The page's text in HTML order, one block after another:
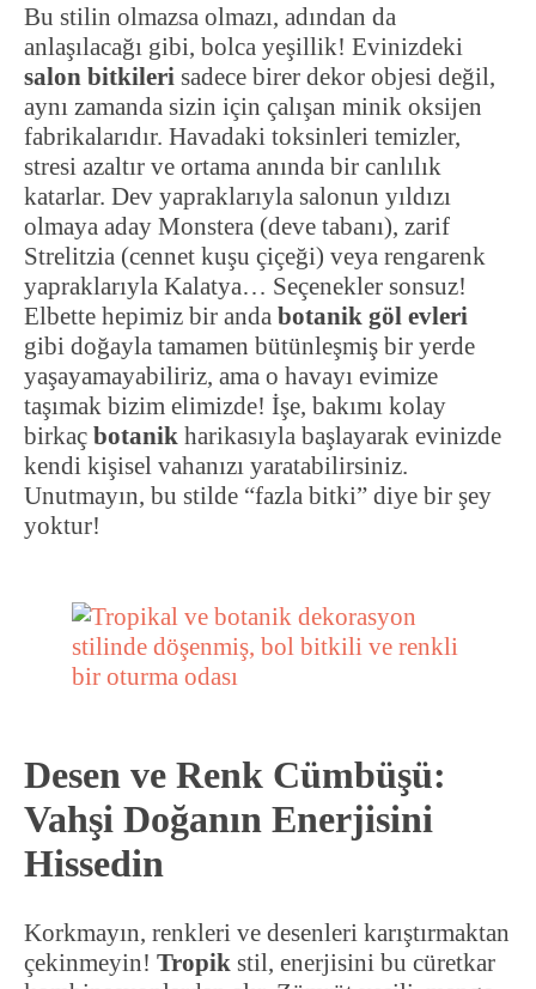
Bu stilin olmazsa olmazı, adından da
anlaşılacağı gibi, bolca yeşillik! Evinizdeki
salon bitkileri sadece birer dekor objesi değil,
aynı zamanda sizin için çalışan minik oksijen
fabrikalarıdır. Havadaki toksinleri temizler,
stresi azaltır ve ortama anında bir canlılık
katarlar. Dev yapraklarıyla salonun yıldızı
olmaya aday Monstera (deve tabanı), zarif
Strelitzia (cennet kuşu çiçeği) veya rengarenk
yapraklarıyla Kalatya… Seçenekler sonsuz!
Elbette hepimiz bir anda botanik göl evleri
gibi doğayla tamamen bütünleşmiş bir yerde
yaşayamayabiliriz, ama o havayı evimize
taşımak bizim elimizde! İşe, bakımı kolay
birkaç botanik harikasıyla başlayarak evinizde
kendi kişisel vahanızı yaratabilirsiniz.
Unutmayın, bu stilde “fazla bitki” diye bir şey
yoktur!
Desen ve Renk Cümbüşü:
Vahşi Doğanın Enerjisini
Hissedin
Korkmayın, renkleri ve desenleri karıştırmaktan
çekinmeyin! Tropik stil, enerjisini bu cüretkar